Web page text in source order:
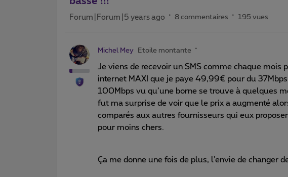
Forum|Forum|5 years ago 8 commentaires 195 vues
Michel Mey Etoile montante
Je viens de recevoir un SMS comme chaque mois
internet MAXI que je paye 49,99€ pour du
100Mbps vu qu’une borne se trouve à quelques
fut ma surprise de voir que le prix a augmenté
comparés aux autres fournisseurs qui eux
pour moins chers.
Ça me donne une fois de plus, l’envie de changer